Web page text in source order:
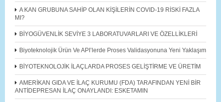
A KAN GRUBUNA SAHİP OLAN KİŞİLERİN COVID-19 RİSKİ FAZLA
MI?
BİYOGÜVENLİK SEVİYE 3 LABORATUVARLARI VE ÖZELLİKLERİ
Biyoteknolojik Ürün Ve API’lerde Proses Validasyonuna Yeni Yaklaşım
BİYOTEKNOLOJİK İLAÇLARDA PROSES GELİŞTİRME VE ÜRETİM
AMERİKAN GIDA VE İLAÇ KURUMU (FDA) TARAFINDAN YENİ BİR
ANTİDEPRESAN İLAÇ ONAYLANDI: ESKETAMIN